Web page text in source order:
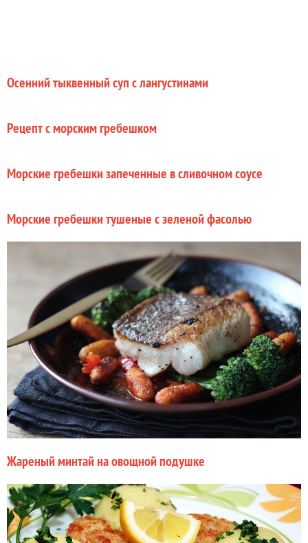
Осенний тыквенный суп с лангустинами
Рецепт с морским гребешком
Морские гребешки запеченные в сливочном соусе
Морские гребешки тушеные с зеленой фасолью
Жареный минтай на овощной подушке